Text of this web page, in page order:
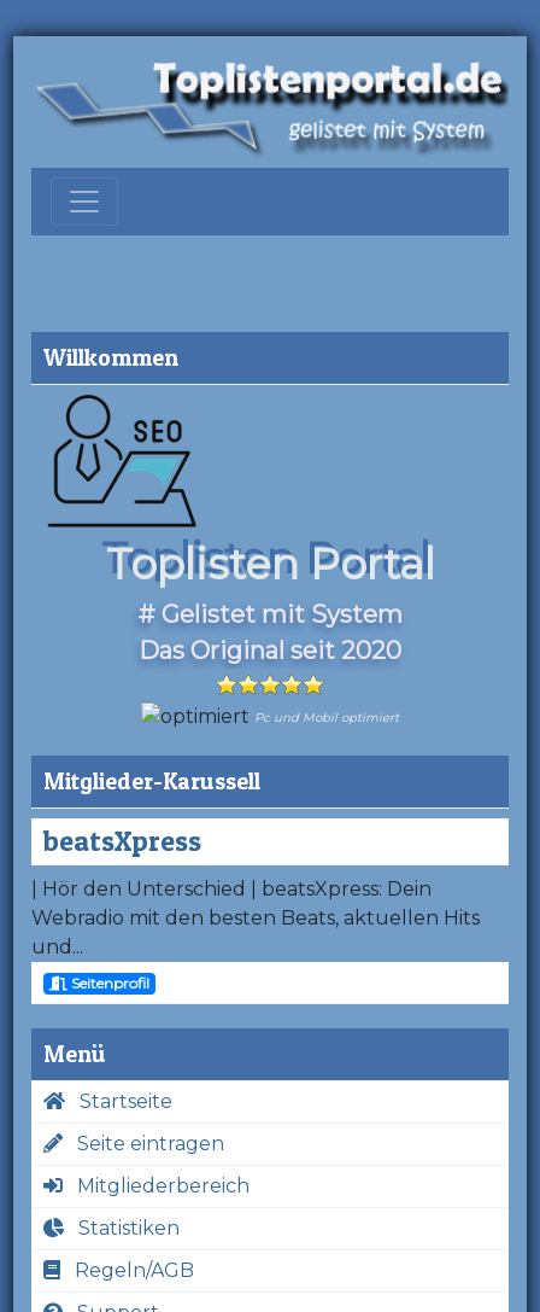
Willkommen
Toplisten Portal
# Gelistet mit System
Das Original seit 2020
Pc und Mobil optimiert
Mitglieder-Karussell
beatsXpress
| Hör den Unterschied | beatsXpress: Dein
Webradio mit den besten Beats, aktuellen Hits
und...
Seitenprofil
Menü
Startseite
Seite eintragen
Mitgliederbereich
Statistiken
Regeln/AGB